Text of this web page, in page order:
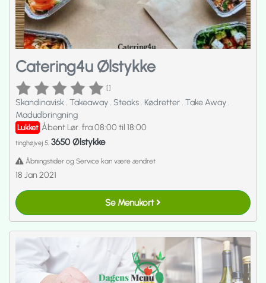
Catering4u Ølstykke
[]
Skandinavisk. Takeaway. Steaks. Kødretter. Take Away.
Madudbringning
Lukket Åbent Lør. fra 08:00 til 18:00
tinghøjvej 5, 3650 Ølstykke
Åbningstider og Service kan være ændret
18 Jan 2021
Se Menukort